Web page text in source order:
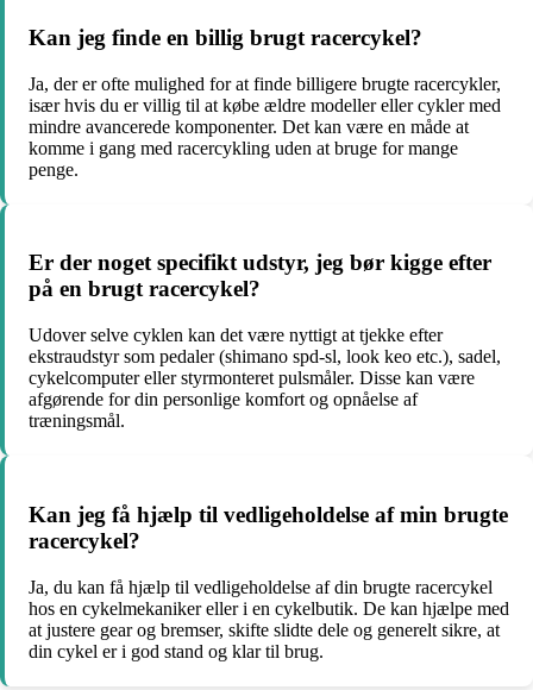
Kan jeg finde en billig brugt racercykel?
Ja, der er ofte mulighed for at finde billigere brugte racercykler,
især hvis du er villig til at købe ældre modeller eller cykler med
mindre avancerede komponenter. Det kan være en måde at
komme i gang med racercykling uden at bruge for mange
penge.
Er der noget specifikt udstyr, jeg bør kigge efter
på en brugt racercykel?
Udover selve cyklen kan det være nyttigt at tjekke efter
ekstraudstyr som pedaler (shimano spd-sl, look keo etc.), sadel,
cykelcomputer eller styrmonteret pulsmåler. Disse kan være
afgørende for din personlige komfort og opnåelse af
træningsmål.
Kan jeg få hjælp til vedligeholdelse af min brugte
racercykel?
Ja, du kan få hjælp til vedligeholdelse af din brugte racercykel
hos en cykelmekaniker eller i en cykelbutik. De kan hjælpe med
at justere gear og bremser, skifte slidte dele og generelt sikre, at
din cykel er i god stand og klar til brug.